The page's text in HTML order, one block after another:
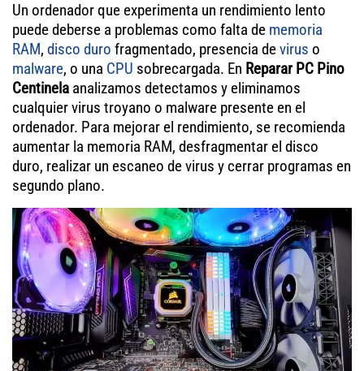
Un ordenador que experimenta un rendimiento lento
puede deberse a problemas como falta de memoria
RAM, disco duro fragmentado, presencia devirus o
malware, o una CPU sobrecargada. En Reparar PC Pino
Centinela analizamos detectamos y eliminamos
cualquier virus troyano o malware presente en el
ordenador. Para mejorar el rendimiento, se recomienda
aumentar la memoria RAM, desfragmentar el disco
duro, realizar un escaneo de virus y cerrar programas en
segundo plano.